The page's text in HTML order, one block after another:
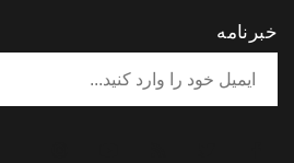
خبرنامه